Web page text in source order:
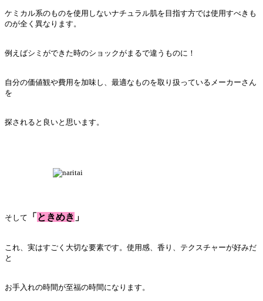
ケミカル系のものを使用しないナチュラル肌を目指す方では使用すべきも
のが全く異なります。
例えばシミができた時のショックがまるで違うものに！
自分の価値観や費用を加味し、最適なものを取り扱っているメーカーさん
を
探されると良いと思います。
そして 「 ときめき 」
これ、実はすごく大切な要素です。使用感、香り、テクスチャーが好みだ
と
お手入れの時間が至福の時間になります。